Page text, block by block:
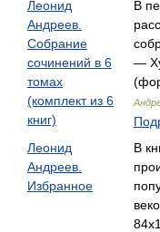
Леонид
Андреев.
Собрание
сочинений в 6
томах
(комплект из 6
книг)
В
—
Леонид
Андреев.
Избранное
В